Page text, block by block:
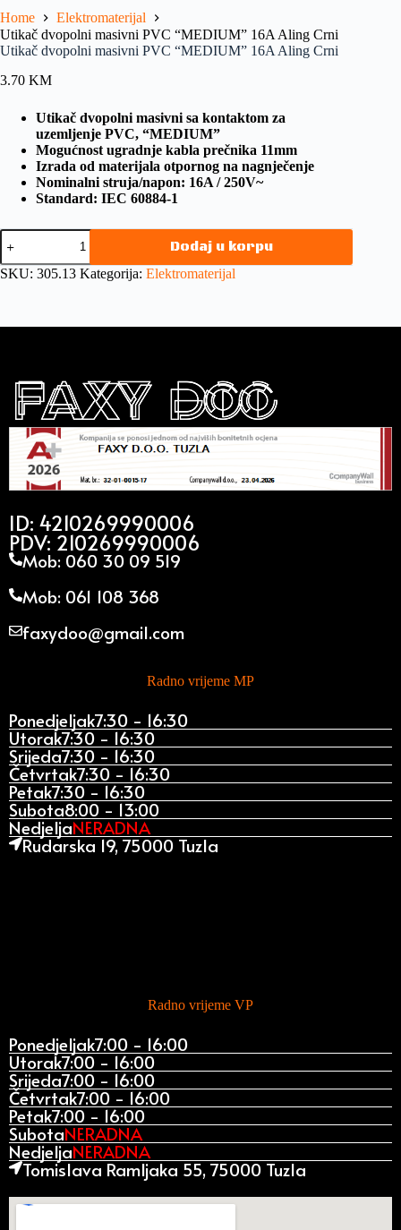
Home
Elektromaterijal
Utikač dvopolni masivni PVC “MEDIUM” 16A Aling Crni
Utikač dvopolni masivni PVC “MEDIUM” 16A Aling Crni
3.70 KM
Utikač dvopolni masivni sa kontaktom za
uzemljenje PVC, “MEDIUM”
Mogućnost ugradnje kabla prečnika 11mm
Izrada od materijala otpornog na nagnječenje
Nominalni struja/napon: 16A / 250V~
Standard: IEC 60884-1
Dodaj u korpu
SKU: 305.13 Kategorija: Elektromaterijal
ID: 4210269990006
PDV: 210269990006
Mob: 060 30 09 519
Mob: 061 108 368
faxydoo@gmail.com
Radno vrijeme MP
Ponedjeljak7:30 - 16:30
Utorak7:30 - 16:30
Srijeda7:30 - 16:30
Četvrtak7:30 - 16:30
Petak7:30 - 16:30
Subota8:00 - 13:00
NedjeljaNERADNA
Rudarska 19, 75000 Tuzla
Radno vrijeme VP
Ponedjeljak7:00 - 16:00
Utorak7:00 - 16:00
Srijeda7:00 - 16:00
Četvrtak7:00 - 16:00
Petak7:00 - 16:00
SubotaNERADNA
NedjeljaNERADNA
Tomislava Ramljaka 55, 75000 Tuzla